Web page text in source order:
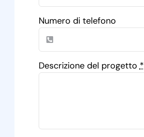
Numero di telefono
Descrizione del progetto*